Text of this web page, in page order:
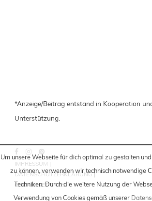
Um unsere Webseite für dich optimal zu gestalten
zu können, verwenden wir technisch notwendige
Techniken. Durch die weitere Nutzung der
Verwendung von Cookies gemäß unserer
*Anzeige/Beitrag entstand in Kooperation
Unterstützung.
IMPRESSUM |
DATENSCHUTZERKLÄRUNG|
COOKIE-SETTINGS